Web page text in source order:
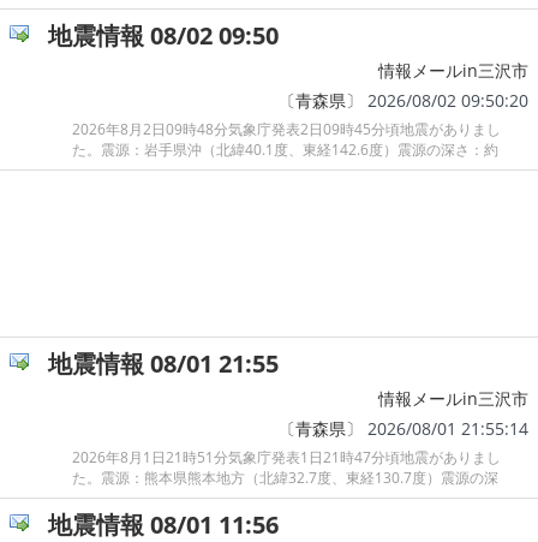
地震情報 08/02 09:50
情報メールin三沢市
〔青森県〕 2026/08/02 09:50:20
2026年8月2日09時48分気象庁発表2日09時45分頃地震がありまし
た。震源：岩手県沖（北緯40.1度、東経142.6度）震源の深さ：約
地震情報 08/01 21:55
情報メールin三沢市
〔青森県〕 2026/08/01 21:55:14
2026年8月1日21時51分気象庁発表1日21時47分頃地震がありまし
た。震源：熊本県熊本地方（北緯32.7度、東経130.7度）震源の深
地震情報 08/01 11:56